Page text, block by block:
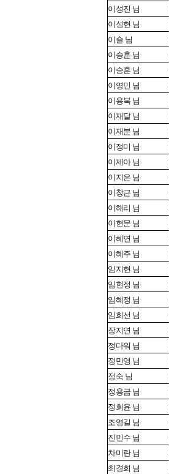
이성진 님
이성현 님
이슬 님
이승훈 님
이승훈 님
이영민 님
이용복 님
이재달 님
이재분 님
이정미 님
이제아 님
이지은 님
이창근 님
이해리 님
이현문 님
이혜연 님
이혜주 님
임지현 님
임현정 님
임혜정 님
임희선 님
장지연 님
정다워 님
정민영 님
정숙 님
정용금 님
정회윤 님
조영길 님
진민수 님
차미란 님
최경희 님